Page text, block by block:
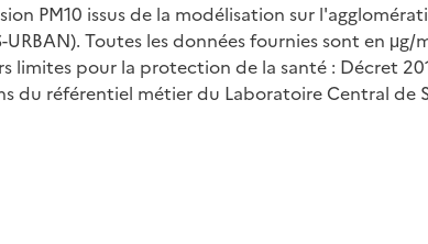
PM10 issus de la modélisation sur
Toutes les données fournies sont en μg/
limites pour la protection de la santé : Décret
référentiel métier du Laboratoire Central de